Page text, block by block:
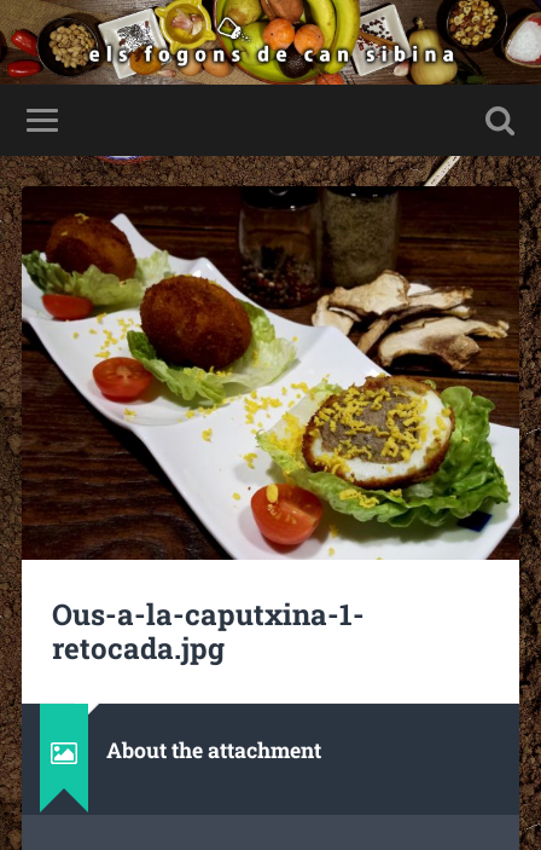
Ous-a-la-caputxina-1-
retocada.jpg
About the attachment